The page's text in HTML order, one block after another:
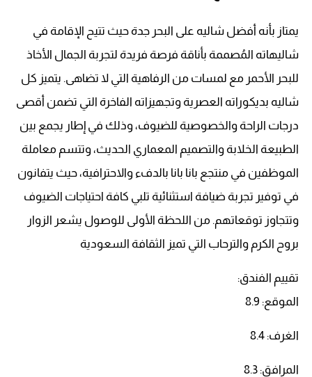
يمتاز بأنه أفضل شاليه على البحر جدة حيث تتيح الإقامة في
شاليهاته المُصممة بأناقة فرصة فريدة لتجربة الجمال الأخاذ
للبحر الأحمر مع لمسات من الرفاهية التي لا تضاهى. يتميز كل
شاليه بديكوراته العصرية وتجهيزاته الفاخرة التي تضمن أقصى
درجات الراحة والخصوصية للضيوف، وذلك في إطار يجمع بين
الطبيعة الخلابة والتصميم المعماري الحديث، وتتسم معاملة
الموظفين في منتجع بانا بانا بالدفء والاحترافية، حيث يتفانون
في توفير تجربة ضيافة استثنائية تلبي كافة احتياجات الضيوف
وتتجاوز توقعاتهم. من اللحظة الأولى للوصول يشعر الزوار
بروح الكرم والترحاب التي تميز الثقافة السعودية
تقييم الفندق:
الموقع: 8.9
الغرف: 8.4
المرافق: 8.3